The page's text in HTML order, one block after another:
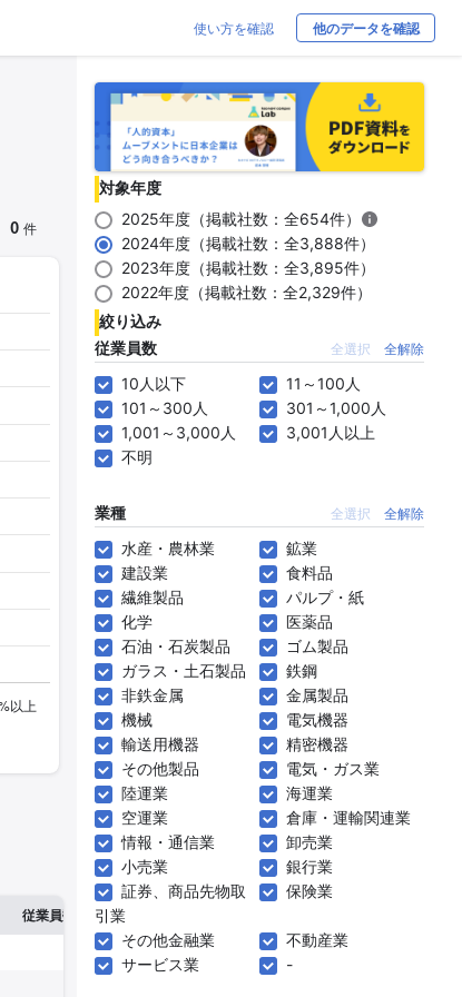
使い方を確認 他のデータを確認
0 件
従業員数 ※1
対象年度
2025年度（掲載社数：全654件）
2024年度（掲載社数：全3,888件）
2023年度（掲載社数：全3,895件）
2022年度（掲載社数：全2,329件）
絞り込み
従業員数
全選択 全解除
10人以下
11～100人
101～300人
301～1,000人
1,001～3,000人
3,001人以上
不明
業種 全選択 全解除
水産・農林業
鉱業
建設業
食料品
繊維製品
パルプ・紙
化学
医薬品
石油・石炭製品
ゴム製品
ガラス・土石製品
鉄鋼
非鉄金属
金属製品
機械
電気機器
輸送用機器
精密機器
その他製品
電気・ガス業
陸運業
海運業
空運業
倉庫・運輸関連業
情報・通信業
卸売業
小売業
銀行業
証券、商品先物取
引業
保険業
その他金融業
不動産業
サービス業
-